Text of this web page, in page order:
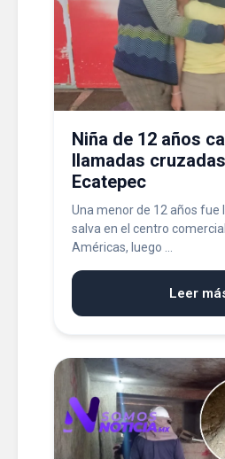
Niña de 12 años
llamadas
Ecatepec
Una menor de 12 años fue
salva en el centro
Américas, luego ...
Leer